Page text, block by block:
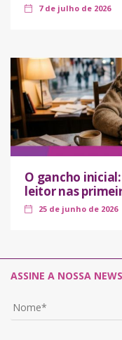
7 de julho de 2026
O gancho
leitor nas
25 de junho de 2026
ASSINE A NOSSA